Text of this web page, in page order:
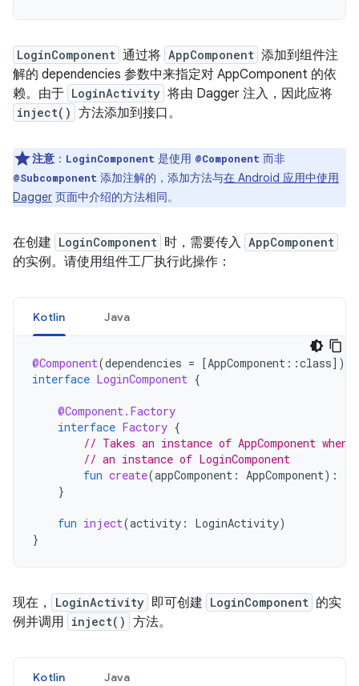
LoginComponent 通过将 AppComponent 添加到组件注
解的 dependencies 参数中来指定对 AppComponent 的依
赖。由于 LoginActivity 将由 Dagger 注入，因此应将
inject() 方法添加到接口。
注意 ： LoginComponent 是使用 @Component 而非
@Subcomponent 添加注解的，添加方法与在 Android 应用中使用
Dagger 页面中介绍的方法相同。
在创建 LoginComponent 时，需要传入 AppComponent
的实例。请使用组件工厂执行此操作：
Kotlin Java
@Component(dependencies = [AppComponent ::class] )
interface LoginComponent {
@Component.Factory
interface Factory {
// Takes an instance of AppComponent when
// an instance of LoginComponent
fun create(appComponent : AppComponent):
}
fun inject(activity : LoginActivity)
}
现在， LoginActivity 即可创建 LoginComponent 的实
例并调用 inject() 方法。
Kotlin Java